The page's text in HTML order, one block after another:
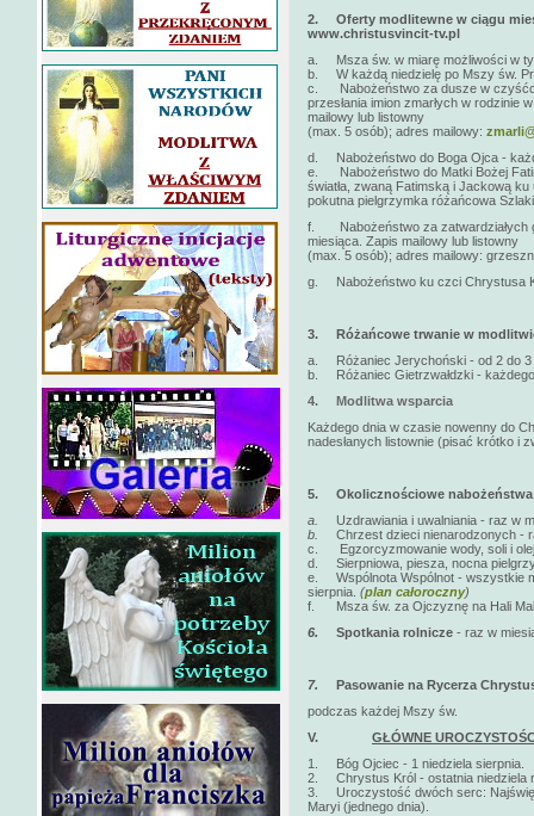
2. Oferty modlitewne w ciągu
www.christusvincit-tv.pl
a. Msza św. w miarę możliwości w
b. W każdą niedzielę po Mszy św.
c. Nabożeństwo za dusze w
przesłania imion zmarłych w rodzinie
mailowy lub listowny
(max. 5 osób); adres mailowy:
d. Nabożeństwo do Boga Ojca -
e. Nabożeństwo do Matki Bożej
światła, zwaną Fatimską i Jackową
pokutna pielgrzymka różańcowa
f. Nabożeństwo za zatwardziałych
miesiąca. Zapis mailowy lub listowny
(max. 5 osób); adres mailowy:
g. Nabożeństwo ku czci Chrystusa
3.
Różańcowe trwanie w
a. Różaniec Jerychoński - od 2 do 3
b. Różaniec Gietrzwałdzki -
4.
Modlitwa wsparcia
Każdego dnia w czasie nowenny do
nadesłanych listownie (pisać krótko i
5. Okolicznościowe nabożeństwa
a. Uzdrawiania i uwalniania - raz w
b. Chrzest dzieci nienarodzonych -
c. Egzorcyzmowanie wody, soli i
d. Sierpniowa, piesza, nocna
e. Wspólnota Wspólnot - wszystkie
sierpnia. (plan całoroczny)
f. Msza św. za Ojczyznę na Hali
6. Spotkania rolnicze - raz w
7.
Pasowanie na Rycerza
podczas każdej Mszy św.
V. GŁÓWNE
1. Bóg Ojciec - 1 niedziela sierpnia.
2. Chrystus Król - ostatnia niedziela
3. Uroczystość dwóch serc:
Maryi (jednego dnia).